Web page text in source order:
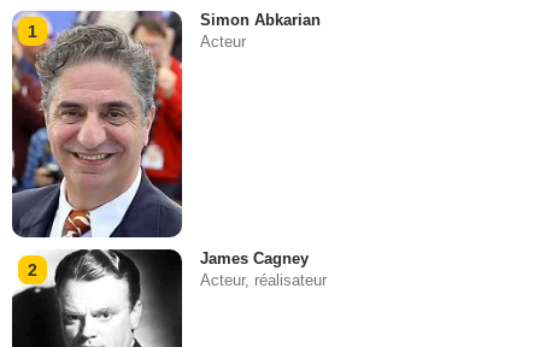
1
Simon Abkarian
Acteur
2
James Cagney
Acteur, réalisateur